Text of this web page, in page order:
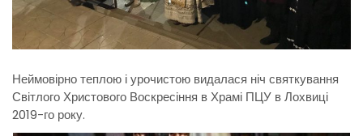
Неймовірно теплою і урочистою видалася ніч святкування
Світлого Христового Воскресіння в Храмі ПЦУ в Лохвиці
2019-го року.